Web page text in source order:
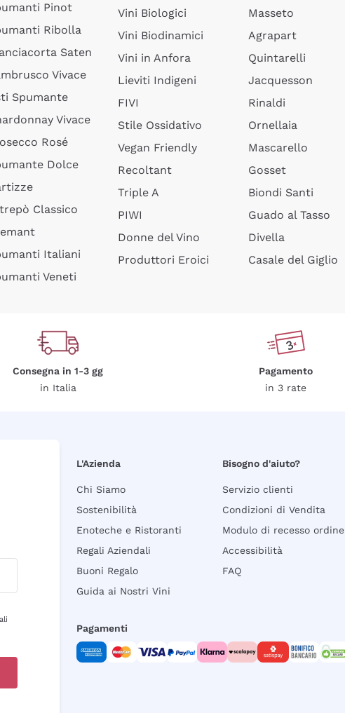
Pinot
Ribolla
Saten
Vivace
Spumante
Vivace
Rosé
Dolce
Classico
Italiani
Veneti
Vini Biologici
Vini Biodinamici
Vini in Anfora
Lieviti Indigeni
FIVI
Stile Ossidativo
Vegan Friendly
Recoltant
Triple A
PIWI
Donne del Vino
Produttori Eroici
Masseto
Agrapart
Quintarelli
Jacquesson
Rinaldi
Ornellaia
Mascarello
Gosset
Biondi Santi
Guado al Tasso
Divella
Casale del Giglio
Consegna in 1-3 gg
in Italia
Pagamento
in 3 rate
L'Azienda
Chi Siamo
Sostenibilità
Enoteche e Ristoranti
Regali Aziendali
Buoni Regalo
Guida ai Nostri Vini
Bisogno d'aiuto?
Servizio clienti
Condizioni di Vendita
Modulo di recesso ordine
Accessibilità
FAQ
Pagamenti